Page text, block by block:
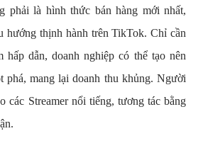
phải là hình thức bán hàng mới nhất,
hướng thịnh hành trên TikTok. Chỉ cần
hấp dẫn, doanh nghiệp có thể tạo nên
phá, mang lại doanh thu khủng. Người
các Streamer nổi tiếng, tương tác bằng